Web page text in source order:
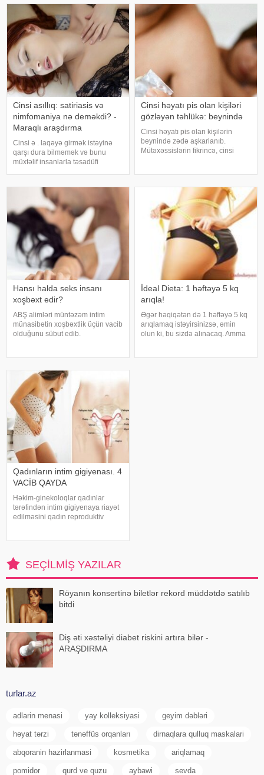
dünyasında uçmaq, hər hüceyrəsi
ilə zövq
stimullaşdırıcısıdır. Həmçinin
badam testosteronun ifrazını
artıran maqneziu
Cinsi asıllıq: satiriasis və
nimfomaniya nə deməkdi? -
Maraqlı araşdırma
Cinsi ə . laqəyə girmək istəyinə
qarşı dura bilməmək və bunu
müxtəlif insanlarla təsadüfi
araşdırıb. "Səhər, günorta və
axşam başqa bir qadın/kişi il
Cinsi həyatı pis olan kişiləri
gözləyən təhlükə: beynində
Cinsi həyatı pis olan kişilərin
beynində zədə aşkarlanıb.
Mütəxəssislərin fikrincə, cinsi
problemlərinin xəbərçisi ola bilər.
Hansı halda seks insanı
xoşbəxt edir?
ABŞ alimləri müntəzəm intim
münasibətin xoşbəxtlik üçün vacib
olduğunu sübut edib.
olub ki, həyatlarında mütəmad
İdeal Dieta: 1 həftəyə 5 kq
arıqla!
Əgər həqiqətən də 1 həftəyə 5 kq
arıqlamaq istəyirsinizsə, əmin
olun ki, bu sizdə alınacaq. Amma
Qadınların intim gigiyenası. 4
VACİB QAYDA
Həkim-ginekoloqlar qadınlar
tərəfindən intim gigiyenaya riayət
edilməsini qadın reproduktiv
ya onlarSEÇILMIŞ YAZILAR
Röyanın konsertinə biletlər rekord müddətdə satılıb
bitdi
Diş əti xəstəliyi diabet riskini artıra bilər -
ARAŞDIRMA
turlar.az
adlarin menasi yay kolleksiyasi geyim dəbləri
həyat tərzi tənəffüs orqanları dirnaqlara qulluq maskalari
abqoranin hazirlanmasi kosmetika ariqlamaq
pomidor qurd ve quzu aybawi sevda